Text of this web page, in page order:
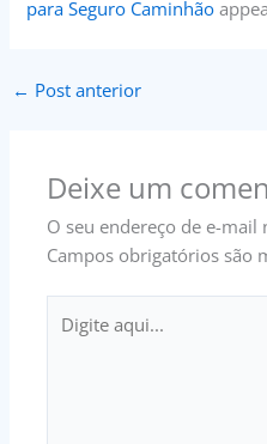
para Seguro Caminhão
← Post anterior
Deixe um
O seu endereço de e-mail
Campos obrigatórios são
aqui...